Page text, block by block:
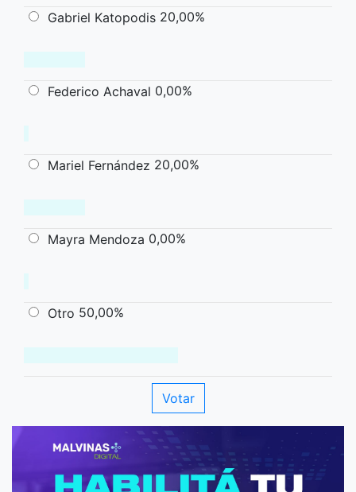
Gabriel Katopodis 20,00%
Federico Achaval 0,00%
Mariel Fernández 20,00%
Mayra Mendoza 0,00%
Otro 50,00%